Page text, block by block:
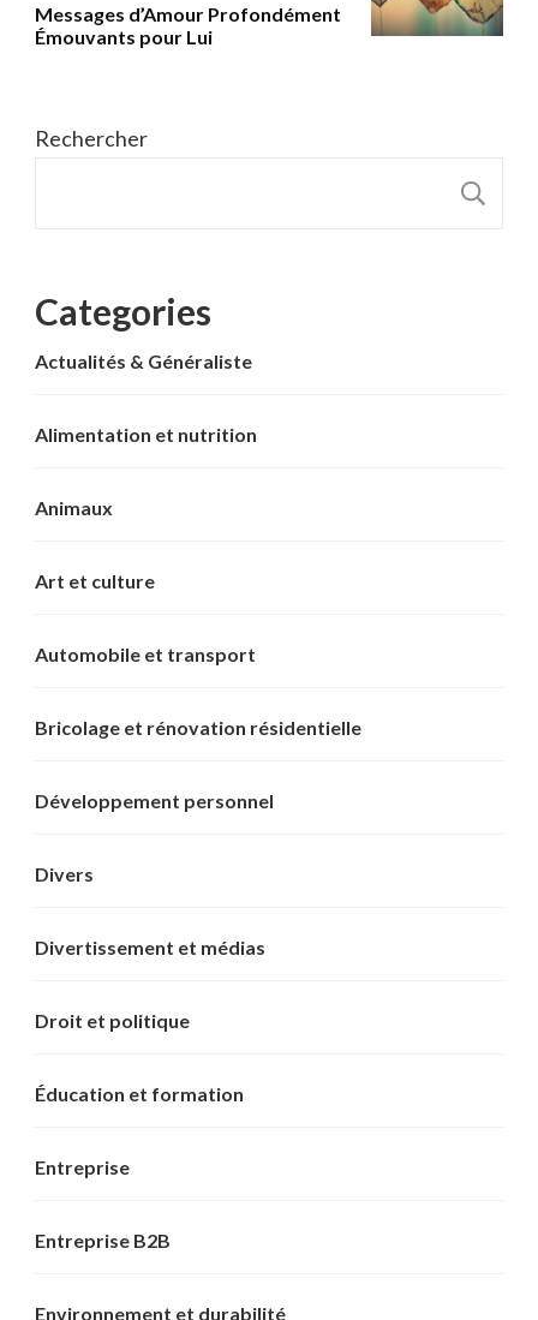
Messages d’Amour Profondément
Émouvants pour Lui
Rechercher
Categories
Actualités & Généraliste
Alimentation et nutrition
Animaux
Art et culture
Automobile et transport
Bricolage et rénovation résidentielle
Développement personnel
Divers
Divertissement et médias
Droit et politique
Éducation et formation
Entreprise
Entreprise B2B
Environnement et durabilité